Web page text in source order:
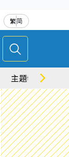
繁简
主題特集